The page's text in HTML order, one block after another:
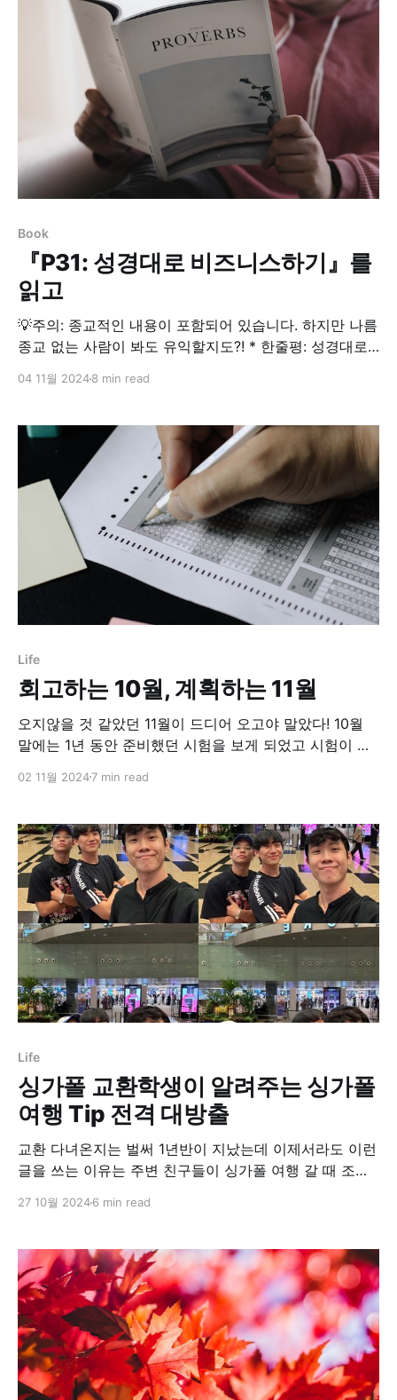
게 되었고 시험이 끝나고나니 정말 후련했다. 거의 매일 2
시간씩 강의를 1년
Book
『P31: 성경대로 비즈니스하기』를
읽고
💡주의: 종교적인 내용이 포함되어 있습니다. 하지만 나름
종교 없는 사람이 봐도 유익할지도?! * 한줄평: 성경대로
고 생각한 나를 깨뜨렸다. * 추천도: 4/5 * Action Plan:
하기팀하스의 회장이자, 오바마 정부 건축자문 위원인 하
형록. 그는 ‘성경대로 비즈니스할 수 있음’을 보란 듯이
04 11월 20248 min read
Life
회고하는 10월, 계획하는 11월
오지않을 것 같았던 11월이 드디어 오고야 말았다! 10월
말에는 1년 동안 준비했던 시험을 보게 되었고 시험이 끝
동안 봤는데 이제 다 끝났다는 생각에 정말 시원했다. 그
것 같다. 2024년도 거의 마무리가 되어가고 남은 두달은
조금이라도
02 11월 20247 min read
Life
싱가폴 교환학생이 알려주는 싱가폴
여행 Tip 전격 대방출
교환 다녀온지는 벌써 1년반이 지났는데 이제서라도 이런
글을 쓰는 이유는 주변 친구들이 싱가폴 여행 갈 때 조금
적어봐야지. 가도 그만, 안가도 그만인 것들은 다 뺐다. 정
설치하고 가라. 보통 한국에서 싱가폴 가면 밤에 도착하는
데 대중교통이
27 10월 20246 min read